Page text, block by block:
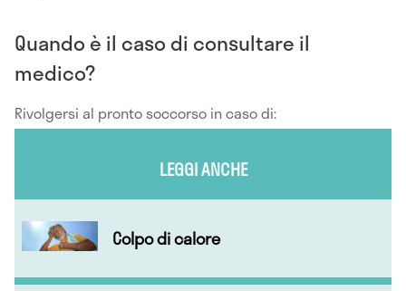
Quando è il caso di consultare il
medico?
Rivolgersi al pronto soccorso in caso di:
LEGGI ANCHE
Colpo di calore